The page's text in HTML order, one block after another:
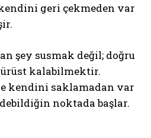
geri çekmeden var
şey susmak değil; doğru
kalabilmektir.
kendini saklamadan var
noktada başlar.